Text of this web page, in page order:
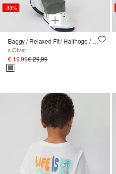
-33%
Baggy / Relaxed Fit / Halfhoge / Wijde pijpen broek
s.Oliver
€ 19,99€ 29,99